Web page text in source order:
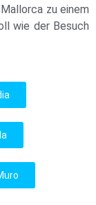
zu einem
wie der Besuch